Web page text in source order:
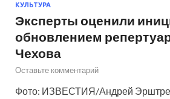
КУЛЬТУРА
Эксперты оценили
обновлением
Чехова
Оставьте комментарий
Фото: ИЗВЕСТИЯ/Андрей